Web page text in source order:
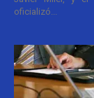
oficializó...